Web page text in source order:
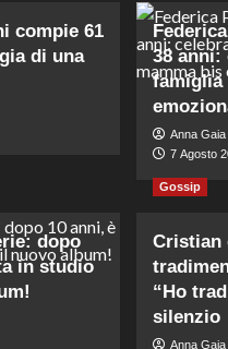
compie 61
di una
38 anni:
famiglia
Anna
7 Agosto
dopo
in studio
Gossip
Cristian
“Ho
silenzio
Anna